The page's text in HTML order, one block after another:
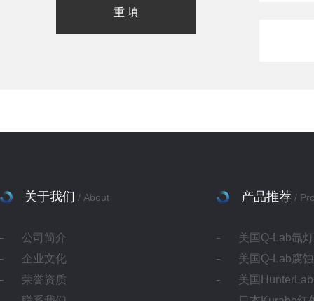
关于我们 / About
公司简介
企业文化
荣誉资质
产品推荐 /
美国Q-Lab氙
美国Q-Lab腐
美国